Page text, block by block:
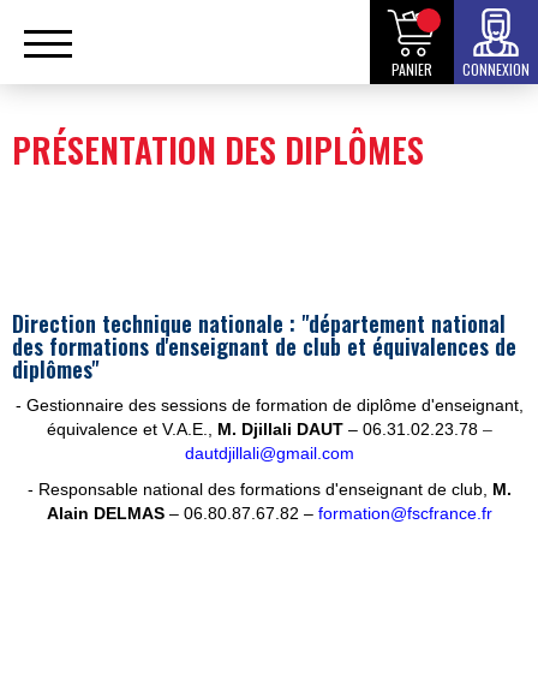
PANIER CONNEXION
PRÉSENTATION DES DIPLÔMES
Direction technique nationale : "département national
des formations d'enseignant de club et équivalences de
diplômes"
- Gestionnaire des sessions de formation de diplôme d'enseignant,
équivalence et V.A.E., M. Djillali DAUT – 06.31.02.23.78 –
dautdjillali@gmail.com
- Responsable national des formations d'enseignant de club, M.
Alain DELMAS – 06.80.87.67.82 – formation@fscfrance.fr